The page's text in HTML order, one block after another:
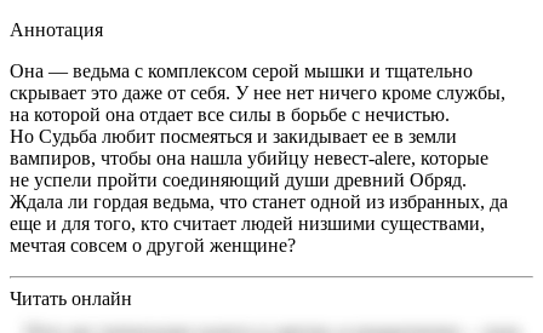
Аннотация
Она — ведьма с комплексом серой мышки и тщательно
скрывает это даже от себя. У нее нет ничего кроме службы,
на которой она отдает все силы в борьбе с нечистью.
Но Судьба любит посмеяться и закидывает ее в земли
вампиров, чтобы она нашла убийцу невест-alere, которые
не успели пройти соединяющий души древний Обряд.
Ждала ли гордая ведьма, что станет одной из избранных, да
еще и для того, кто считает людей низшими существами,
мечтая совсем о другой женщине?
Читать онлайн